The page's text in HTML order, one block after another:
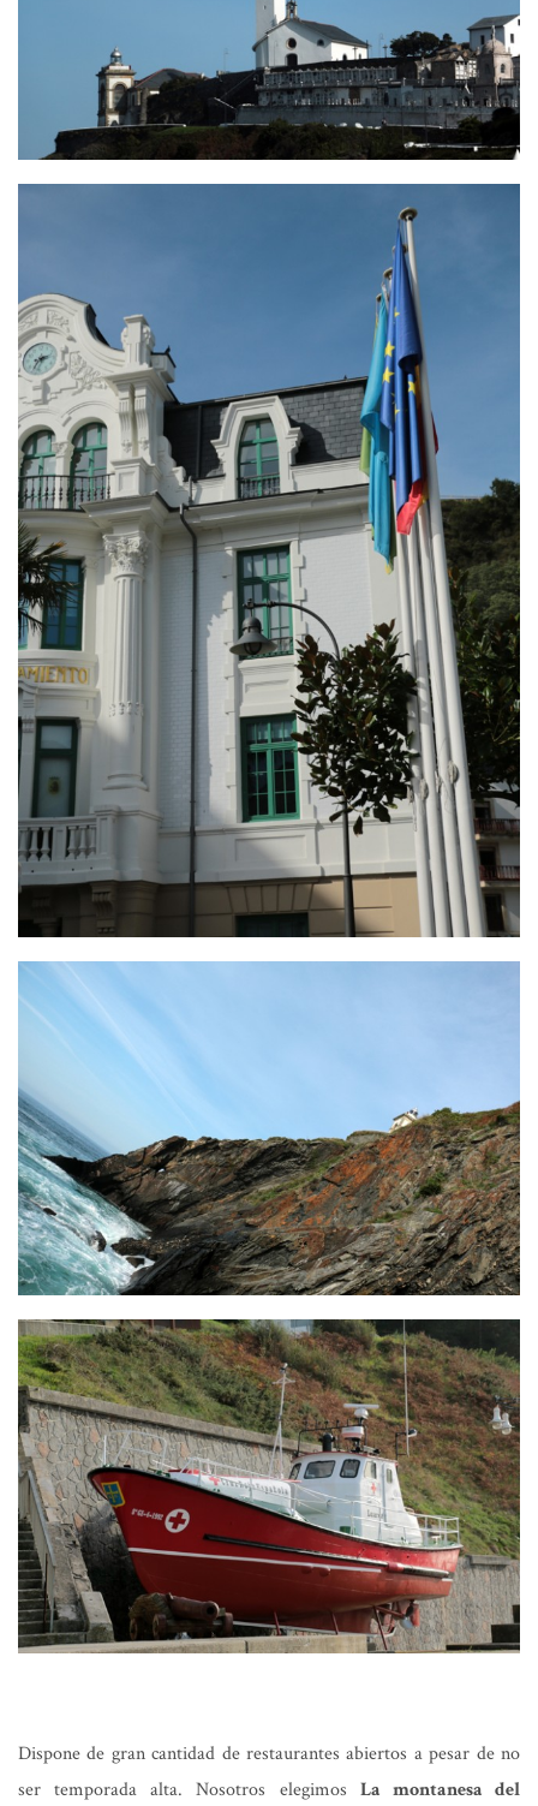
Dispone de gran cantidad de restaurantes abiertos a pesar de no
ser temporada alta. Nosotros elegimos La montanesa del